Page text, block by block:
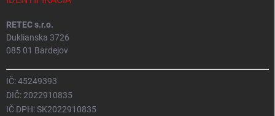
RETEC s.r.o.
Duklianska 3726
085 01 Bardejov
IČ: 45249393
DIČ: 2022910835
IČ DPH: SK2022910835